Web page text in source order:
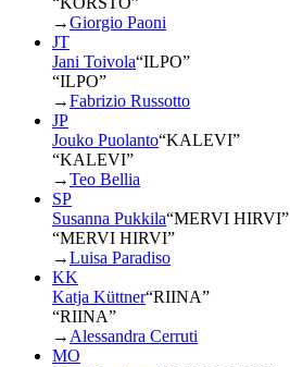
→Giorgio Paoni
JT
Jani Toivola“ILPO”
“ILPO”
→Fabrizio Russotto
JP
Jouko Puolanto“KALEVI”
“KALEVI”
→Teo Bellia
SP
Susanna Pukkila“MERVI HIRVI”
“MERVI HIRVI”
→Luisa Paradiso
KK
Katja Küttner“RIINA”
“RIINA”
→ Alessandra Cerruti
MO